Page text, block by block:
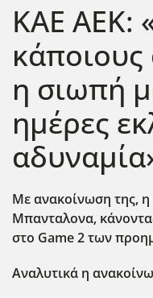
ΚΑΕ ΑΕΚ:
κάποιους
η σιωπή
ημέρες
Με ανακοίνωση της, η
Μπανταλονα,
στο Game2 των
Αναλυτικά η